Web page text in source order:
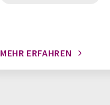
MEHR ERFAHREN